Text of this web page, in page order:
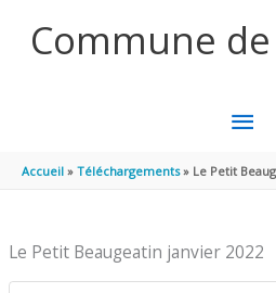
Commune
MENU
Accueil Téléchargements Le Petit
Le Petit Beaugeatin janvier 2022